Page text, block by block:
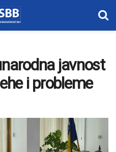
javnost
i probleme